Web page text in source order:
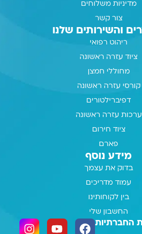
מדיניות משלוחים
צור קשר
והשירותים שלנו
ריהוט רפואי
ציוד עזרה ראשונה
מחוללי חמצן
קורסי עזרה ראשונה
דפיברילטורים
ערכות עזרה ראשונה
ציוד חירום
פארם
מידע נוסף
בדוק את עצמך
עמוד מדריכים
בין לקוחותינו
החשבון שלי
החברתיות